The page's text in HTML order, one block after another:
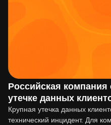
Российская
утечке данных
Крупная утечка данных
технический инцидент. Для